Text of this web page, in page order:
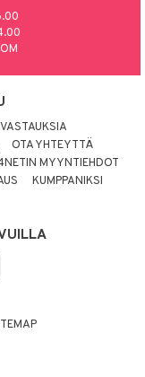
OTA YHTEYTTÄ
MYYNTIEHDOT
KUMPPANIKSI